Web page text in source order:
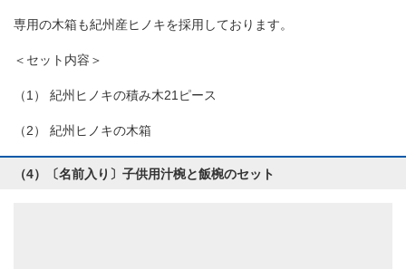
専用の木箱も紀州産ヒノキを採用しております。
＜セット内容＞
（1） 紀州ヒノキの積み木21ピース
（2） 紀州ヒノキの木箱
（4）〔名前入り〕子供用汁椀と飯椀のセット